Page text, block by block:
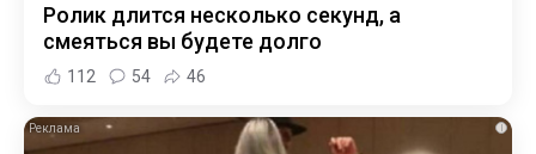
Ролик длится несколько секунд, а
смеяться вы будете долго
112 54 46
i